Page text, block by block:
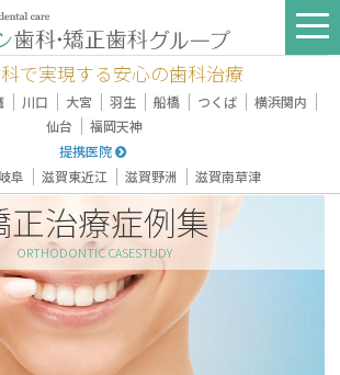
で実現する安心の歯科治療
｜ 川口 ｜ 大宮 ｜ 羽生 ｜ 船橋 ｜ つくば ｜ 横浜関内 ｜
仙台 ｜ 福岡天神
提携医院
阜 ｜ 滋賀東近江 ｜ 滋賀野洲 ｜ 滋賀南草津
正治療症例集
ORTHODONTIC CASESTUDY